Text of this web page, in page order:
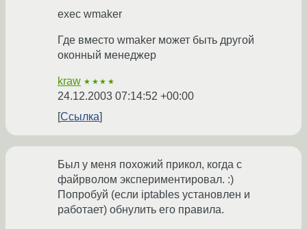
exec wmaker
Где вместо wmaker может быть другой
оконный менеджер
kraw ★★★★
24.12.2003 07:14:52 +00:00
Ссылка
Был у меня похожий прикол, когда с
файрволом экспериментировал. :)
Попробуй (если iptables установлен и
работает) обнулить его правила.